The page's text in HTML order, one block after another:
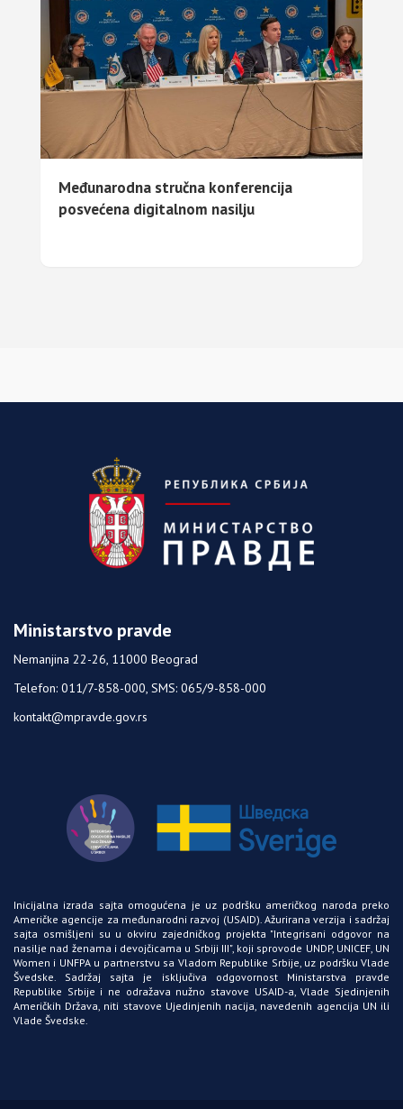
Međunarodna stručna konferencija
posvećena digitalnom nasilju
Ministarstvo pravde
Nemanjina 22-26, 11000 Beograd
Telefon: 011/7-858-000, SMS: 065/9-858-000
kontakt@mpravde.gov.rs
Inicijalna izrada sajta omogućena je uz podršku američkog naroda preko
Američke agencije za međunarodni razvoj (USAID). Ažurirana verzija i sadržaj
sajta osmišljeni su u okviru zajedničkog projekta "Integrisani odgovor na
nasilje nad ženama i devojčicama u Srbiji III", koji sprovode UNDP, UNICEF, UN
Women i UNFPA u partnerstvu sa Vladom Republike Srbije, uz podršku Vlade
Švedske. Sadržaj sajta je isključiva odgovornost Ministarstva pravde
Republike Srbije i ne odražava nužno stavove USAID-a, Vlade Sjedinjenih
Američkih Država, niti stavove Ujedinjenih nacija, navedenih agencija UN ili
Vlade Švedske.